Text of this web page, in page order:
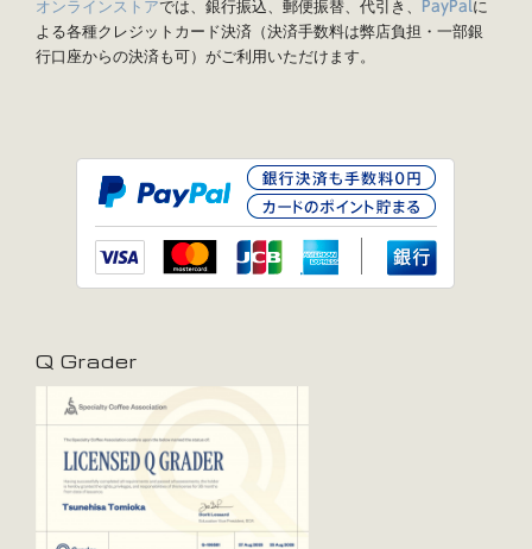
オンラインストアでは、銀行振込、郵便振替、代引き、 PayPalに
よる各種クレジットカード決済（決済手数料は弊店負担・一部銀
行口座からの決済も可）がご利用いただけます。
Q Grader